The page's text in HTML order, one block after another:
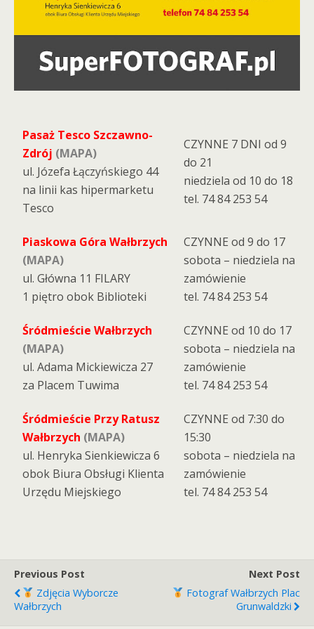
Pasaż Tesco Szczawno-
Zdrój (MAPA)
ul. Józefa Łączyńskiego 44
na linii kas hipermarketu
Tesco
CZYNNE 7 DNI od 9
do 21
niedziela od 10 do 18
tel. 74 84 253 54
Piaskowa Góra Wałbrzych
(MAPA)
ul. Główna 11 FILARY
1 piętro obok Biblioteki
CZYNNE od 9 do 17
sobota – niedziela na
zamówienie
tel. 74 84 253 54
Śródmieście Wałbrzych
(MAPA)
ul. Adama Mickiewicza 27
za Placem Tuwima
CZYNNE od 10 do 17
sobota – niedziela na
zamówienie
tel. 74 84 253 54
Śródmieście Przy Ratusz
Wałbrzych (MAPA)
ul. Henryka Sienkiewicza 6
obok Biura Obsługi Klienta
Urzędu Miejskiego
CZYNNE od 7:30 do
15:30
sobota – niedziela na
zamówienie
tel. 74 84 253 54
Previous Post
Zdjęcia Wyborcze
Wałbrzych
Next Post
Fotograf Wałbrzych Plac
Grunwaldzki